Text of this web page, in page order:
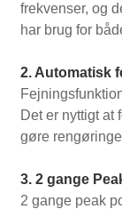
frekvenser, og
har brug for
2. Automatisk
Det er nyttigt at
gøre
3. 2 gange
2 gange peak